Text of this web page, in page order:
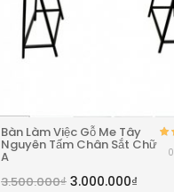
Bàn Làm Việc Gỗ Me Tây
Nguyên Tấm Chân Sắt Chữ
A
3.500.000₫ 3.000.000₫